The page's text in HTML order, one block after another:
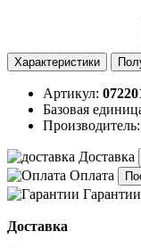
Характеристики
Артикул:
Базовая
Производитель:
Доставка
Оплата
Гарантии
Доставка